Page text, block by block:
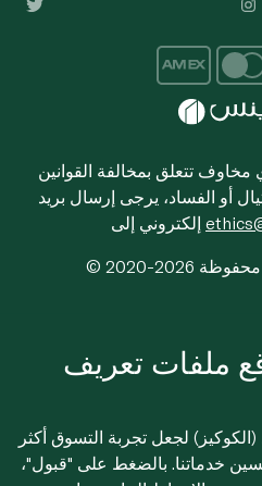
تتعلق بمخالفة القوانين
أو الفساد، يرجى إرسال بريد
محفوظة
ملفات تعريف
لجعل تجربة التسوق أكثر
خدماتنا. بالضغط على "قبول"،